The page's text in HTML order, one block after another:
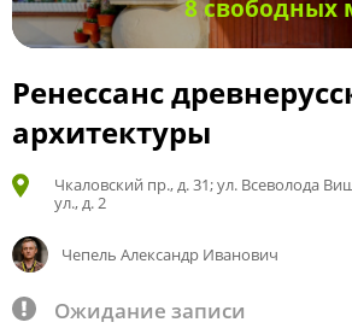
8 свободных
Ренессанс
архитектуры
Чкаловский пр., д. 31; ул. Всеволода
ул., д. 2
Чепель Александр Иванович
Ожидание записи